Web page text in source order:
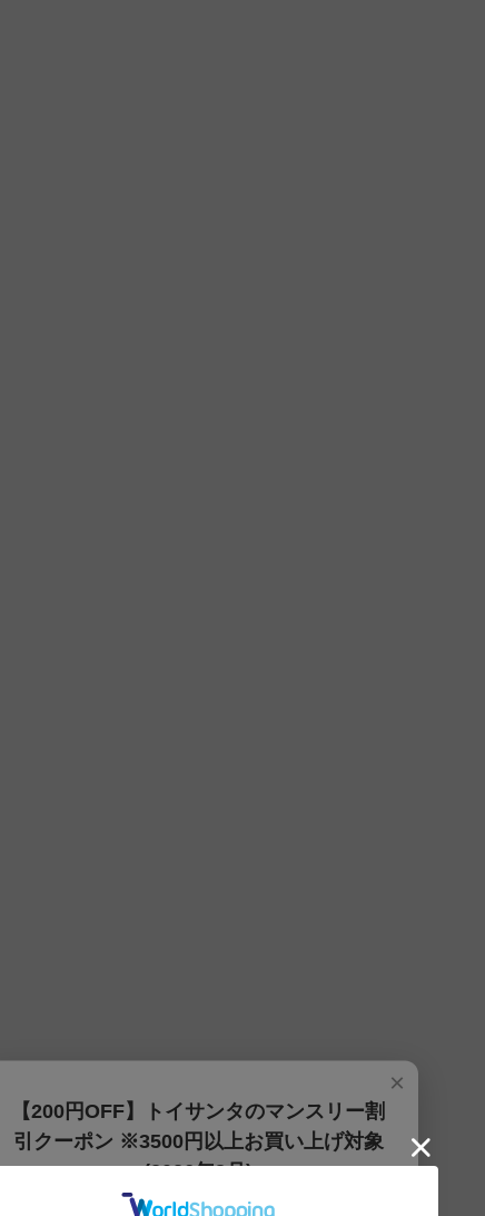
×
【200円OFF】トイサンタのマンスリー割
引クーポン ※3500円以上お買い上げ対象
(2026年8月)
【200円OFFクーポン】3500円以上お買上げでご利用可能